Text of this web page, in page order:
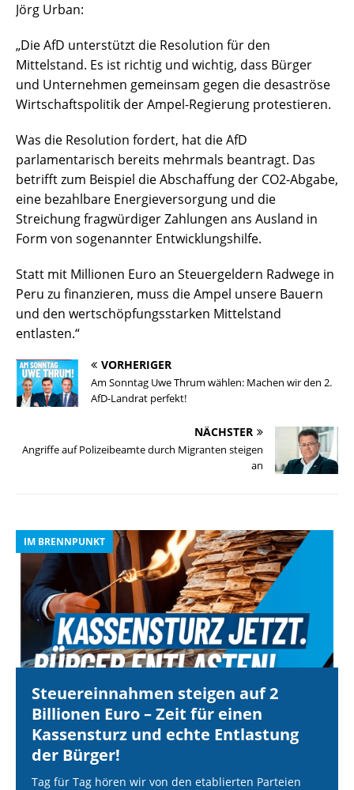
Jörg Urban:
„Die AfD unterstützt die Resolution für den
Mittelstand. Es ist richtig und wichtig, dass Bürger
und Unternehmen gemeinsam gegen die desaströse
Wirtschaftspolitik der Ampel-Regierung protestieren.
Was die Resolution fordert, hat die AfD
parlamentarisch bereits mehrmals beantragt. Das
betrifft zum Beispiel die Abschaffung der CO2-Abgabe,
eine bezahlbare Energieversorgung und die
Streichung fragwürdiger Zahlungen ans Ausland in
Form von sogenannter Entwicklungshilfe.
Statt mit Millionen Euro an Steuergeldern Radwege in
Peru zu finanzieren, muss die Ampel unsere Bauern
und den wertschöpfungsstarken Mittelstand
entlasten.“
VORHERIGER
Am Sonntag Uwe Thrum wählen: Machen wir den 2.
AfD-Landrat perfekt!
NÄCHSTER
Angriffe auf Polizeibeamte durch Migranten steigen
an
IM BRENNPUNKT
Steuereinnahmen steigen auf 2
Billionen Euro – Zeit für einen
Kassensturz und echte Entlastung
der Bürger!
Tag für Tag hören wir von den etablierten Parteien